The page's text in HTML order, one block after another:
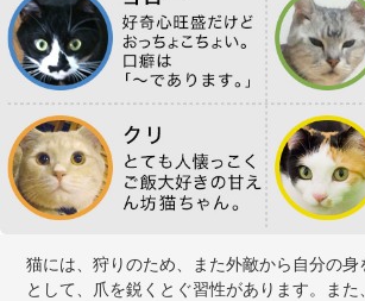
猫には、狩りのため、また外敵から自分の身
として、爪を鋭くとぐ習性があります。また